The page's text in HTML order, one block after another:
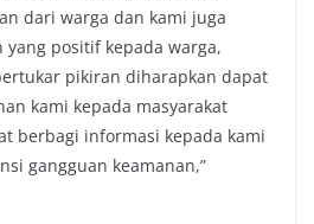
dari warga dan kami juga
positif kepada warga,
pikiran diharapkan dapat
kami kepada masyarakat
berbagi informasi kepada kami
gangguan keamanan,”